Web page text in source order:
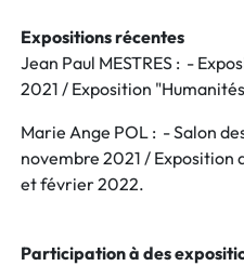
Expositions récentes
Jean Paul MESTRES : -
2021 / Exposition
Marie Ange POL : - Salon
novembre 2021 / Exposition
et février 2022.
Participation à des